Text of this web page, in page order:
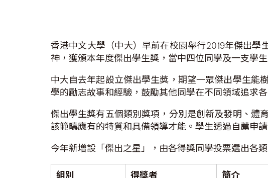
香港中文大學（中大）早前在校園舉行2019年傑出
神，獲頒本年度傑出學生獎，當中四位同學及一支學
中大自去年起設立傑出學生獎，期望一眾傑出學生能
學的勵志故事和經驗，鼓勵其他同學在不同領域追求
傑出學生獎有五個類別獎項，分別是創新及發明、體
該範疇應有的特質和具備領導才能。學生透過自薦申
今年新增設「傑出之星」，由各得獎同學投票選出各
組別 得獎者 簡介